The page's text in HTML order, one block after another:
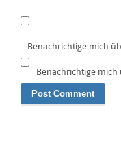
Benachrichtige mich
Benachrichtige mich